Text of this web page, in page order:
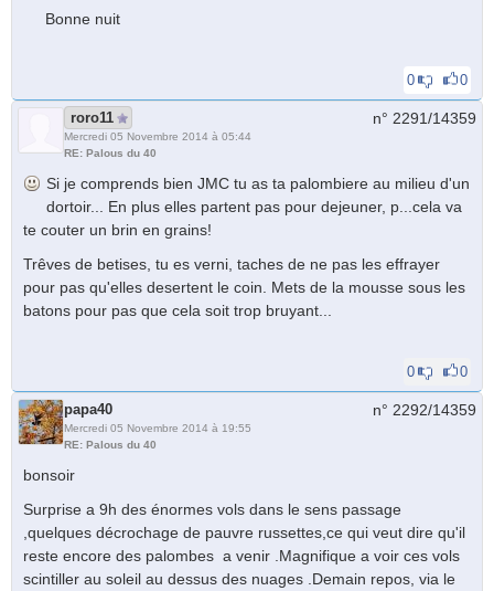
Bonne nuit
0 0
roro11
Mercredi 05 Novembre 2014 à 05:44
RE: Palous du 40
n° 2291/14359
Si je comprends bien JMC tu as ta palombiere au milieu d'un
dortoir... En plus elles partent pas pour dejeuner, p...cela va
te couter un brin en grains!
Trêves de betises, tu es verni, taches de ne pas les effrayer
pour pas qu'elles desertent le coin. Mets de la mousse sous les
batons pour pas que cela soit trop bruyant...
0 0
papa40
Mercredi 05 Novembre 2014 à 19:55
RE: Palous du 40
n° 2292/14359
bonsoir
Surprise a 9h des énormes vols dans le sens passage
,quelques décrochage de pauvre russettes,ce qui veut dire qu'il
reste encore des palombes a venir .Magnifique a voir ces vols
scintiller au soleil au dessus des nuages .Demain repos, via le